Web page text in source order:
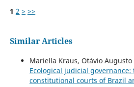
1 2 > >>
Similar Articles
Mariella Kraus, Otávio
Ecological judicial
constitutional courts of Brazil